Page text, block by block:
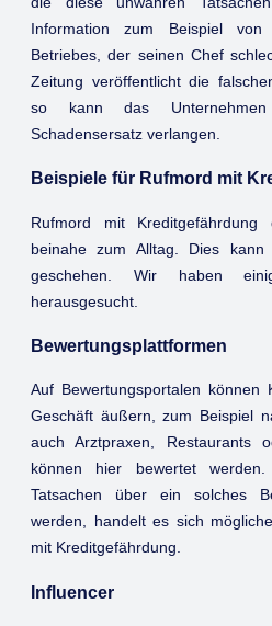
Information zum Beispiel
Betriebes, der seinen Chef
Zeitung veröffentlicht die
so kann das
Schadensersatz verlangen.
Beispiele für Rufmord mit
Rufmord mit Kreditgefährdung
beinahe zum Alltag. Dies kann
geschehen. Wir haben
herausgesucht.
Bewertungsplattformen
Auf Bewertungsportalen können
Geschäft äußern, zum Beispiel
auch Arztpraxen, Restaurants
können hier bewertet
Tatsachen über ein solches
werden, handelt es sich
mit Kreditgefährdung.
Influencer